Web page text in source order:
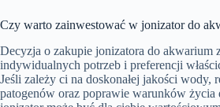
Czy warto zainwestować w jonizator do
Decyzja o zakupie jonizatora do akwarium
indywidualnych potrzeb i preferencji
Jeśli zależy ci na doskonałej jakości wody,
patogenów oraz poprawie warunków życia